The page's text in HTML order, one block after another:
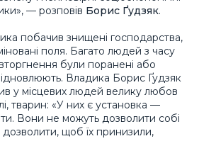
— розповів Борис Ґудзяк.
побачив знищені господарства,
поля. Багато людей з часу
були поранені або
Владика Борис Ґудзяк
у місцевих людей велику любов
тварин: «У них є установка —
Вони не можуть дозволити собі
щоб їх принизили,